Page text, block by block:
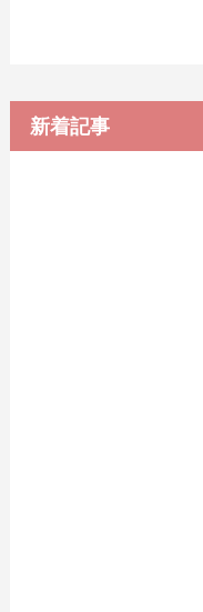
新着記事